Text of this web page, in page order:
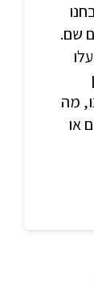
שם.
מה
או